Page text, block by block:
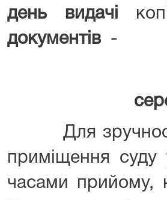
день видачі
документів-
сер
Для зручності
приміщення
часами прийому,